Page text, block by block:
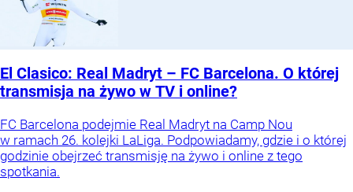
El Clasico: Real Madryt – FC Barcelona. O której
transmisja na żywo w TV i online?
FC Barcelona podejmie Real Madryt na Camp Nou
w ramach 26. kolejki LaLiga. Podpowiadamy, gdzie i o której
godzinie obejrzeć transmisję na żywo i online z tego
spotkania.